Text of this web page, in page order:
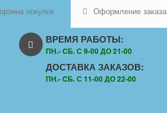
покупок Оформление заказа
ВРЕМЯ РАБОТЫ:
ПН.- CБ. С 9-00 ДО 21-00
ДОСТАВКА ЗАКАЗОВ:
ПН.- CБ. С 11-00 ДО 22-00